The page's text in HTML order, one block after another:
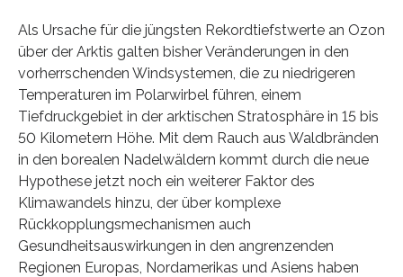
Als Ursache für die jüngsten Rekordtiefstwerte an Ozon
über der Arktis galten bisher Veränderungen in den
vorherrschenden Windsystemen, die zu niedrigeren
Temperaturen im Polarwirbel führen, einem
Tiefdruckgebiet in der arktischen Stratosphäre in 15 bis
50 Kilometern Höhe. Mit dem Rauch aus Waldbränden
in den borealen Nadelwäldern kommt durch die neue
Hypothese jetzt noch ein weiterer Faktor des
Klimawandels hinzu, der über komplexe
Rückkopplungsmechanismen auch
Gesundheitsauswirkungen in den angrenzenden
Regionen Europas, Nordamerikas und Asiens haben